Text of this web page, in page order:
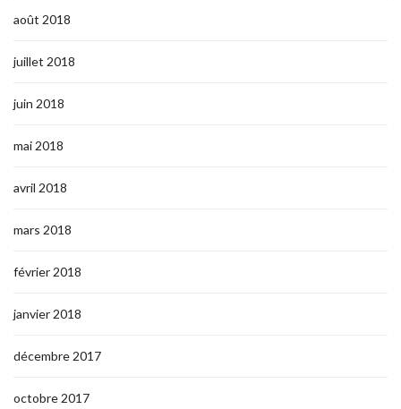
août 2018
juillet 2018
juin 2018
mai 2018
avril 2018
mars 2018
février 2018
janvier 2018
décembre 2017
octobre 2017